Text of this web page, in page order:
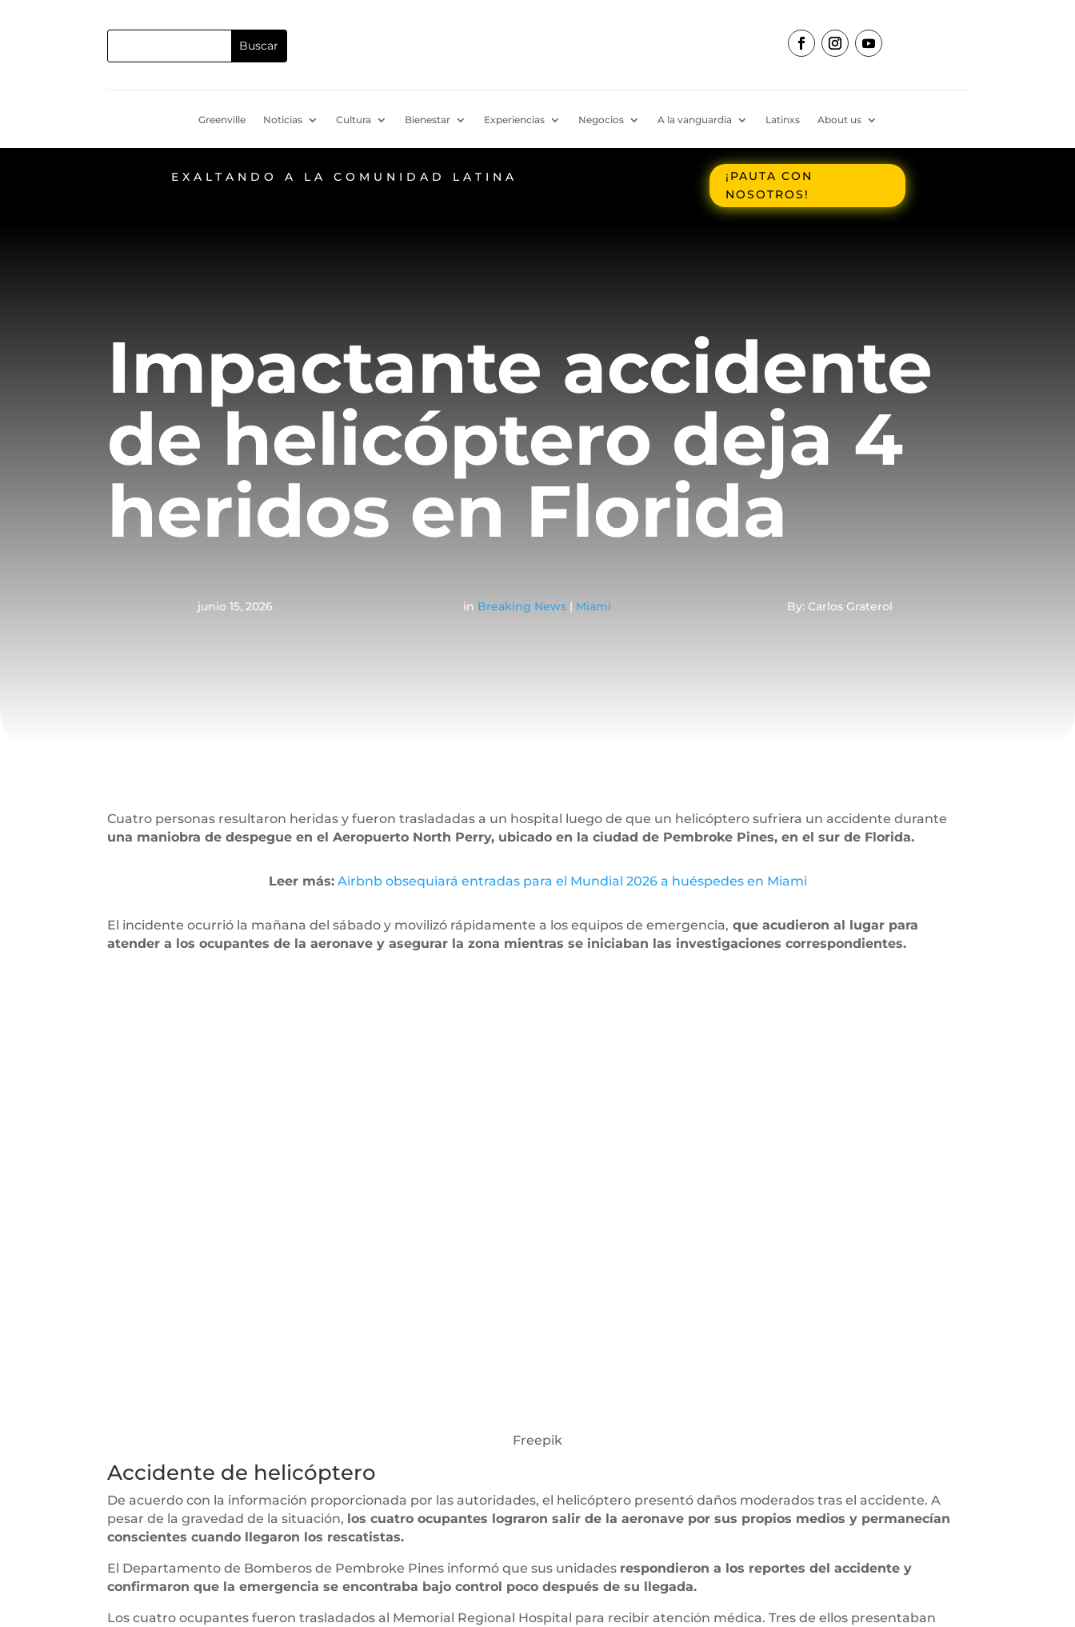
Greenville Noticias Cultura Bienestar Experiencias Negocios A la vanguardia Latinxs About us
EXALTANDO A LA COMUNIDAD LATINA
¡PAUTA CON
NOSOTROS!
Impactante accidente
de helicóptero deja 4
heridos en Florida
junio 15, 2026 in Breaking News | Miami By: Carlos Graterol
Cuatro personas resultaron heridas y fueron trasladadas a un hospital luego de que un helicóptero sufriera un accidente durante
una maniobra de despegue en el Aeropuerto North Perry, ubicado en la ciudad de Pembroke Pines, en el sur de Florida.
Leer más: Airbnb obsequiará entradas para el Mundial 2026 a huéspedes en Miami
El incidente ocurrió la mañana del sábado y movilizó rápidamente a los equipos de emergencia, que acudieron al lugar para
atender a los ocupantes de la aeronave y asegurar la zona mientras se iniciaban las investigaciones correspondientes.
Freepik
Accidente de helicóptero
De acuerdo con la información proporcionada por las autoridades, el helicóptero presentó daños moderados tras el accidente. A
pesar de la gravedad de la situación, los cuatro ocupantes lograron salir de la aeronave por sus propios medios y permanecían
conscientes cuando llegaron los rescatistas.
El Departamento de Bomberos de Pembroke Pines informó que sus unidades respondieron a los reportes del accidente y
confirmaron que la emergencia se encontraba bajo control poco después de su llegada.
Los cuatro ocupantes fueron trasladados al Memorial Regional Hospital para recibir atención médica. Tres de ellos presentaban